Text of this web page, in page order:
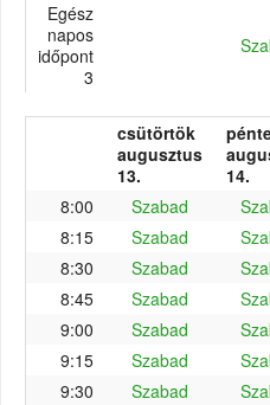
Egész
napos
időpont
3
csütörtök
augusztus
13.
14.
8:00
Szabad
8:15
Szabad
8:30
Szabad
8:45
Szabad
9:00
Szabad
9:15
Szabad
9:30
Szabad